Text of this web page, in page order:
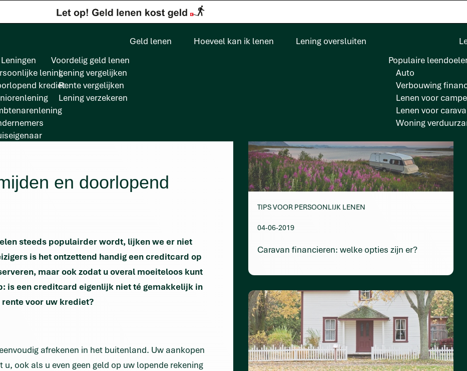
Geld lenen
Leningen
lening
krediet
Voordelig geld lenen
Lening vergelijken
Rente vergelijken
Lening verzekeren
Hoeveel kan ik lenen Lening oversluiten
Populaire
Auto
Verbouwing
Lenen voor
Lenen voor
Woning
en doorlopend
steeds populairder wordt, lijken we er niet
is het ontzettend handig een creditcard op
maar ook zodat u overal moeiteloos kunt
is een creditcard eigenlijk niet té gemakkelijk in
voor uw krediet?
afrekenen in het buitenland. Uw aankopen
ook als u even geen geld op uw lopende rekening
TIPS VOOR PERSOONLIJK LENEN
04-06-2019
Caravan financieren: welke opties zijn er?